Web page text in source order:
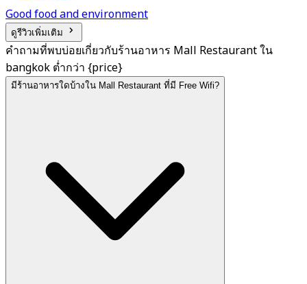
Good food and environment
ดูรีวิวเพิ่มเติม
คำถามที่พบบ่อยเกี่ยวกับร้านอาหาร Mall Restaurant ใน
bangkok ต่ำกว่า {price}
มีร้านอาหารใดบ้างใน Mall Restaurant ที่มี Free Wifi?